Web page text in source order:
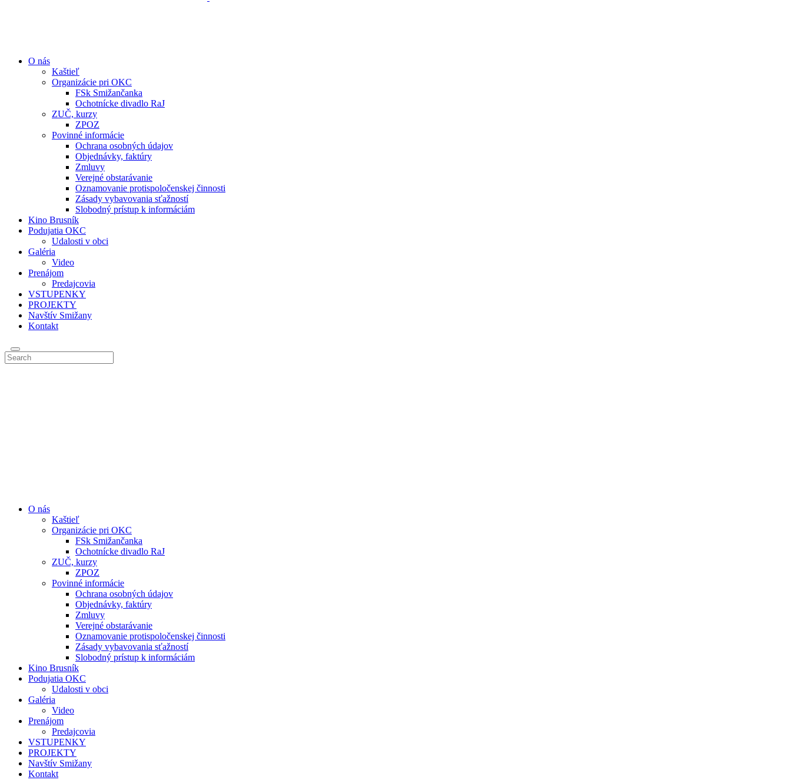
O nás
Kaštieľ
Organizácie pri OKC
FSk Smižančanka
Ochotnícke divadlo RaJ
ZUČ, kurzy
ZPOZ
Povinné informácie
Ochrana osobných údajov
Objednávky, faktúry
Zmluvy
Verejné obstarávanie
Oznamovanie protispoločenskej činnosti
Zásady vybavovania sťažností
Slobodný prístup k informáciám
Kino Brusník
Podujatia OKC
Udalosti v obci
Galéria
Video
Prenájom
Predajcovia
VSTUPENKY
PROJEKTY
Navštív Smižany
Kontakt
O nás
Kaštieľ
Organizácie pri OKC
FSk Smižančanka
Ochotnícke divadlo RaJ
ZUČ, kurzy
ZPOZ
Povinné informácie
Ochrana osobných údajov
Objednávky, faktúry
Zmluvy
Verejné obstarávanie
Oznamovanie protispoločenskej činnosti
Zásady vybavovania sťažností
Slobodný prístup k informáciám
Kino Brusník
Podujatia OKC
Udalosti v obci
Galéria
Video
Prenájom
Predajcovia
VSTUPENKY
PROJEKTY
Navštív Smižany
Kontakt